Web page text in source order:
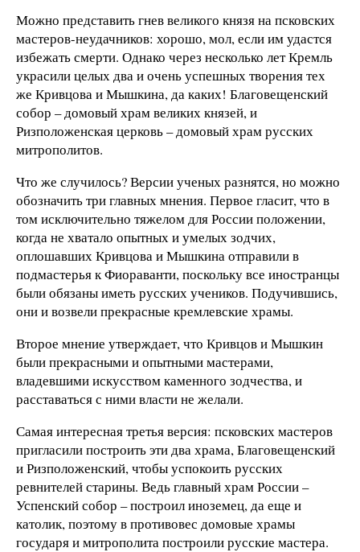
Можно представить гнев великого князя на псковских
мастеров-неудачников: хорошо, мол, если им удастся
избежать смерти. Однако через несколько лет Кремль
украсили целых два и очень успешных творения тех
же Кривцова и Мышкина, да каких! Благовещенский
собор – домовый храм великих князей, и
Ризположенская церковь – домовый храм русских
митрополитов.
Что же случилось? Версии ученых разнятся, но можно
обозначить три главных мнения. Первое гласит, что в
том исключительно тяжелом для России положении,
когда не хватало опытных и умелых зодчих,
оплошавших Кривцова и Мышкина отправили в
подмастерья к Фиораванти, поскольку все иностранцы
были обязаны иметь русских учеников. Подучившись,
они и возвели прекрасные кремлевские храмы.
Второе мнение утверждает, что Кривцов и Мышкин
были прекрасными и опытными мастерами,
владевшими искусством каменного зодчества, и
расставаться с ними власти не желали.
Самая интересная третья версия: псковских мастеров
пригласили построить эти два храма, Благовещенский
и Ризположенский, чтобы успокоить русских
ревнителей старины. Ведь главный храм России –
Успенский собор – построил иноземец, да еще и
католик, поэтому в противовес домовые храмы
государя и митрополита построили русские мастера.